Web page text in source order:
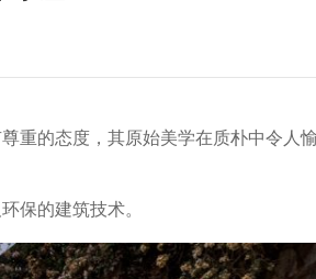
重的态度，其原始美学在质朴中令人
保的建筑技术。